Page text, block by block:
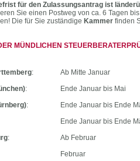
für den Zulassungsantrag ist
Sie einen Postweg von ca. 6 Tagen
Die für Sie zuständige Kammer finden
MÜNDLICHEN
:
Ab Mitte Januar
:
Ende Januar bis Mai
:
Ende Januar bis Ende
Ende Januar bis Ende
:
Ab Februar
Februar